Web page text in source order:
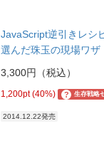
JavaScript逆引きレ
選んだ珠玉の現場ワザ
3,300円（税込）
1,200pt (40%) ? 生存戦略
2014.12.22発売